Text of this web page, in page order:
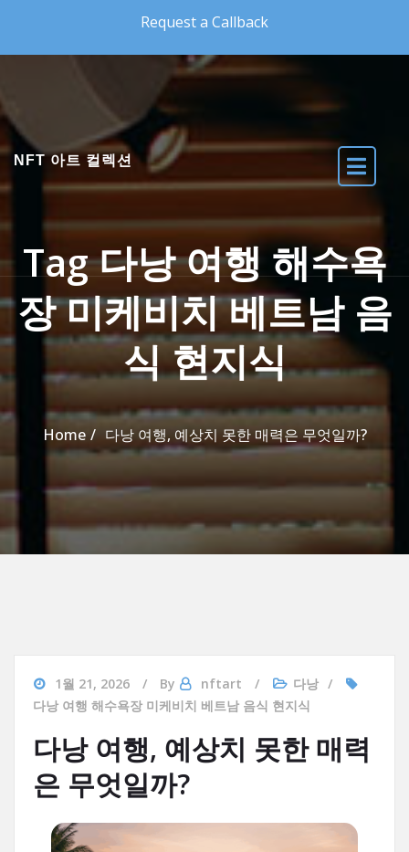
Request a Callback
NFT 아트 컬렉션
Tag 다낭 여행 해수욕
장 미케비치 베트남 음
식 현지식
Home 다낭 여행, 예상치 못한 매력은 무엇일까?
1월 21, 2026 By nftart
다낭
다낭 여행 해수욕장 미케비치 베트남 음식 현지식
다낭 여행, 예상치 못한 매력
은 무엇일까?